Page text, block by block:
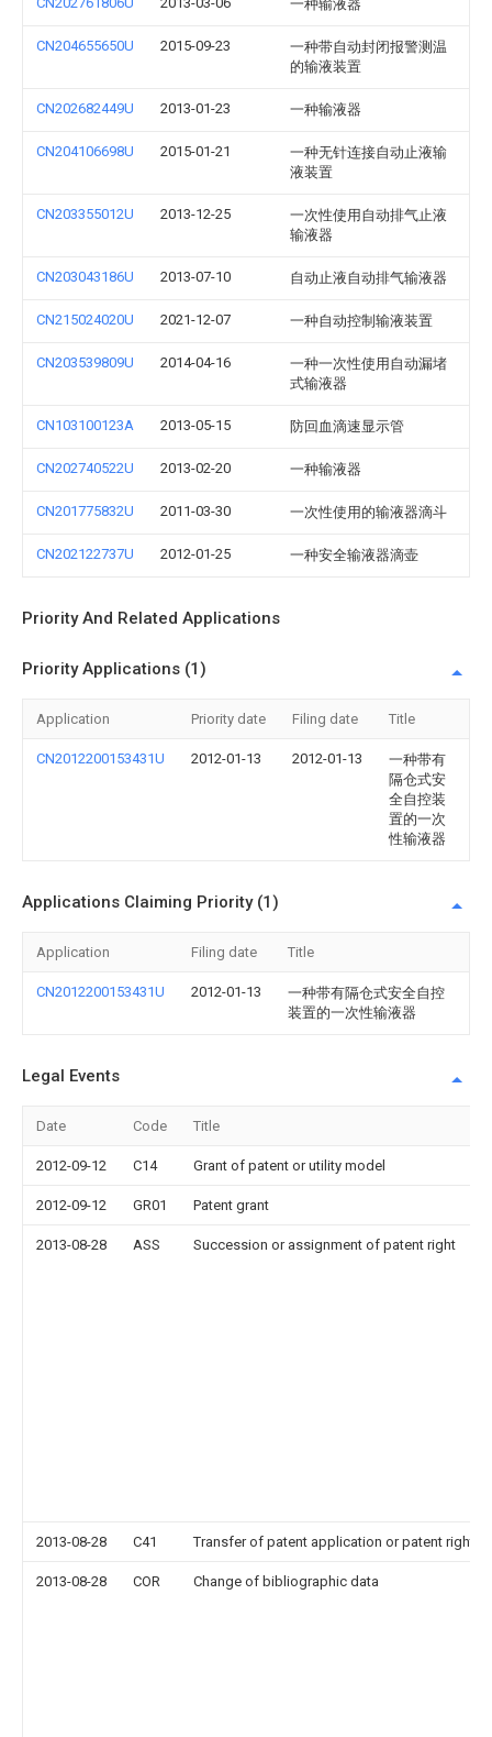
一种输液器
CN204655650U 2015-09-23
一种带自动封闭报警测温
的输液装置
CN202682449U 2013-01-23 一种输液器
CN204106698U 2015-01-21
一种无针连接自动止液输
液装置
CN203355012U 2013-12-25
一次性使用自动排气止液
输液器
CN203043186U 2013-07-10 自动止液自动排气输液器
CN215024020U 2021-12-07 一种自动控制输液装置
CN203539809U 2014-04-16
一种一次性使用自动漏堵
式输液器
CN103100123A 2013-05-15 防回血滴速显示管
CN202740522U 2013-02-20 一种输液器
CN201775832U 2011-03-30 一次性使用的输液器滴斗
CN202122737U 2012-01-25 一种安全输液器滴壶
Priority And Related Applications
Priority Applications (1)
Application Priority date Filing date Title
CN2012200153431U 2012-01-13 2012-01-13
一种带有
隔仓式安
全自控装
置的一次
性输液器
Applications Claiming Priority (1)
Application Filing date Title
CN2012200153431U 2012-01-13
一种带有隔仓式安全自控
装置的一次性输液器
Legal Events
Date Code Title
2012-09-12 C14 Grant of patent or utility model
2012-09-12 GR01 Patent grant
2013-08-28 ASS Succession or assignment of patent right
2013-08-28 C41 Transfer of patent application or patent right
2013-08-28 COR Change of bibliographic data